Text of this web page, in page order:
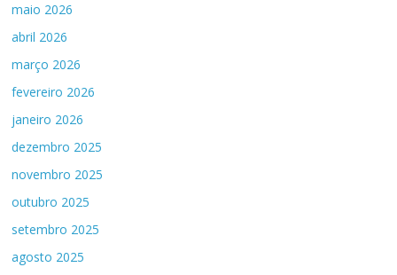
maio 2026
abril 2026
março 2026
fevereiro 2026
janeiro 2026
dezembro 2025
novembro 2025
outubro 2025
setembro 2025
agosto 2025